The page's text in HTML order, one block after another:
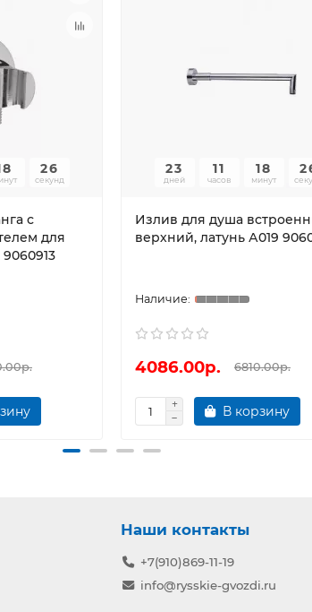
26
секунд
с
для
23
дней
11
часов
18
минут
Излив для душа
верхний, латунь А019
4086.00р. 6810.00р.
В корзину
Наши контакты
+7(910)869-11-19
info@rysskie-gvozdi.ru